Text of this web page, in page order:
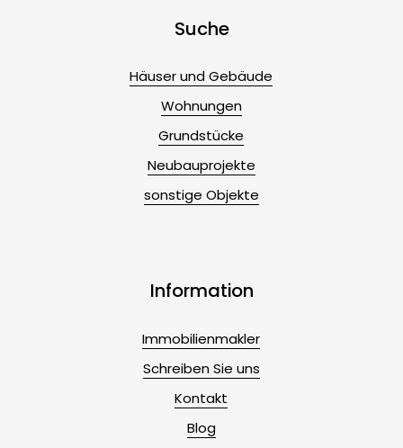
Suche
Häuser und Gebäude
Wohnungen
Grundstücke
Neubauprojekte
sonstige Objekte
Information
Immobilienmakler
Schreiben Sie uns
Kontakt
Blog